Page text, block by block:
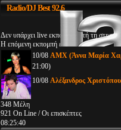
Radio/DJBest 92.6
Δεν υπάρχει live εκπομπή αυτή τη στιγμή
Η επόμενη εκπομπή είναι:
10/08 AMX (Άννα Μαρία
21:00)
10/08 Αλέξανδρος
348 Μέλη
921 On Line / Οι επισκέπτες
08:25:40